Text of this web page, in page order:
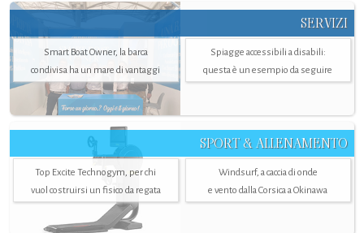
SERVIZI
Smart Boat Owner, la barca
condivisa ha un mare di vantaggi
Spiagge accessibili a disabili:
questa è un esempio da seguire
SPORT & ALLENAMENTO
Top Excite Technogym, per chi
vuol costruirsi un fisico da regata
Windsurf, a caccia di onde
e vento dalla Corsica a Okinawa